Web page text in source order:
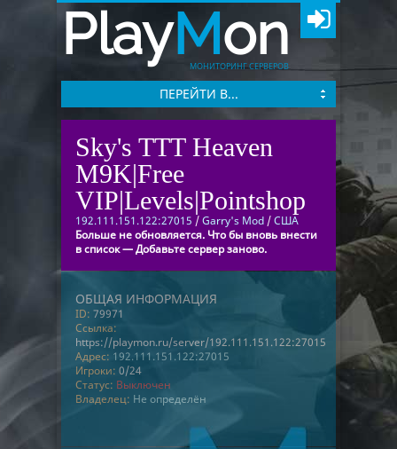
PlayMon
МОНИТОРИНГ СЕРВЕРОВ
ПЕРЕЙТИ В...
Sky's TTT Heaven
M9K|Free
VIP|Levels|Pointshop
192.111.151.122:27015 /Garry's Mod /США
Больше не обновляется. Что бы вновь внести
в список — Добавьте сервер заново.
ОБЩАЯ ИНФОРМАЦИЯ
ID: 79971
Ссылка:
https://playmon.ru/server/192.111.151.122:27015
Адрес: 192.111.151.122:27015
Игроки: 0/24
Статус: Выключен
Владелец: Не определён